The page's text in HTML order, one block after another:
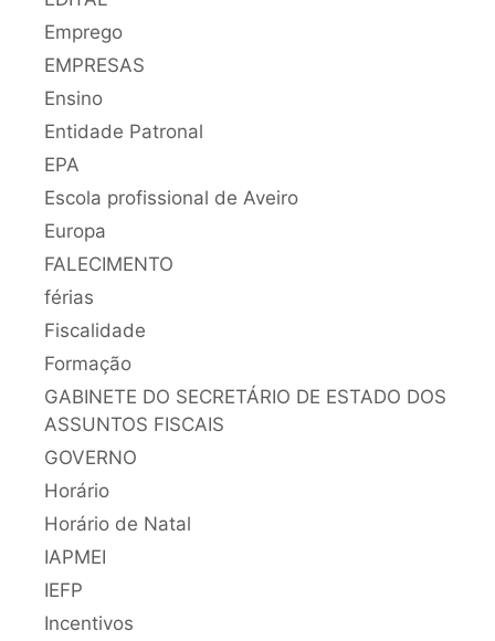
Emprego
EMPRESAS
Ensino
Entidade Patronal
EPA
Escola profissional de Aveiro
Europa
FALECIMENTO
férias
Fiscalidade
Formação
GABINETE DO SECRETÁRIO DE ESTADO DOS
ASSUNTOS FISCAIS
GOVERNO
Horário
Horário de Natal
IAPMEI
IEFP
Incentivos